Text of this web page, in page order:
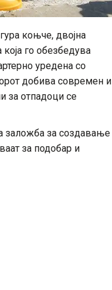
коњче, двојна
го обезбедува
уредена со
добива современ и
за отпадоци се
заложба за создавање
за подобар и